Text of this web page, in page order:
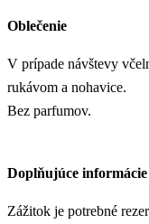
Oblečenie
V prípade návštevy
rukávom a nohavice.
Bez parfumov.
Doplňujúce informácie
Zážitok je potrebné